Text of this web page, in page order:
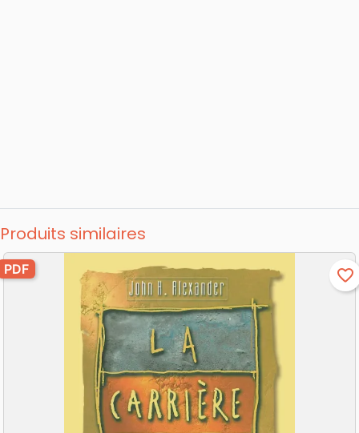
Produits similaires
PDF favorite_border